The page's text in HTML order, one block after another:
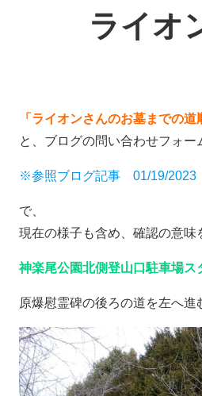
ライオ
「ライオンさんのお墓までの
と、ブログの問い合わせフォー
※参照ブログ記事 01/19/2023
で、
現在の様子も含め、確認の意味
神楽尾公園北側登山口駐車場ス
原爆慰霊碑の後ろの道を左へ進